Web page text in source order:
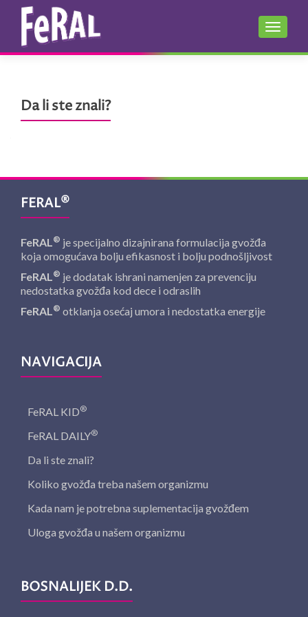
Da li ste znali?
FERAL®
FeRAL® je specijalno dizajnirana formulacija gvožđa
koja omogućava bolju efikasnost i bolju podnošljivost
FeRAL® je dodatak ishrani namenjen za prevenciju
nedostatka gvožđa kod dece i odraslih
FeRAL® otklanja osećaj umora i nedostatka energije
NAVIGACIJA
FeRAL KID®
FeRAL DAILY®
Da li ste znali?
Koliko gvožđa treba našem organizmu
Kada nam je potrebna suplementacija gvožđem
Uloga gvožđa u našem organizmu
BOSNALIJEK D.D.